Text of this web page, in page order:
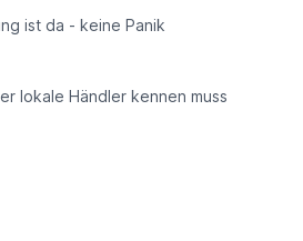
ist da - keine Panik
lokale Händler kennen muss